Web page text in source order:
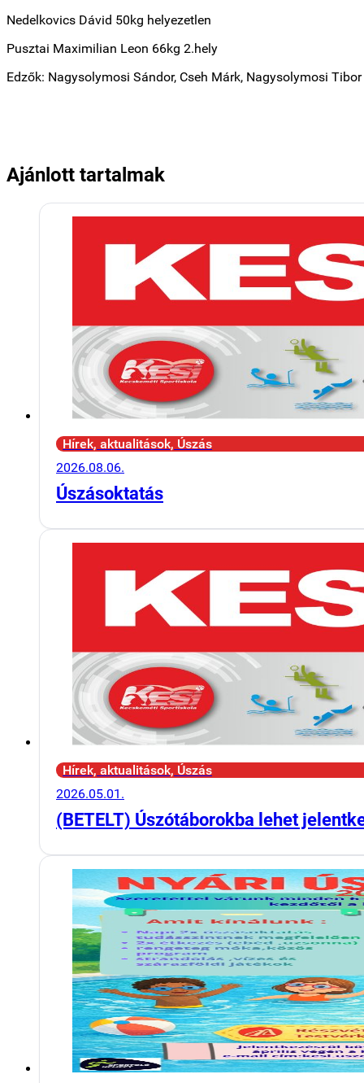
Nedelkovics Dávid 50kg helyezetlen
Pusztai Maximilian Leon 66kg 2.hely
Edzők: Nagysolymosi Sándor, Cseh Márk, Nagysolymosi Tibor
Ajánlott tartalmak
Hírek, aktualitások, Úszás
2026.08.06.
Úszásoktatás
Hírek, aktualitások, Úszás
2026.05.01.
(BETELT) Úszótáborokba lehet